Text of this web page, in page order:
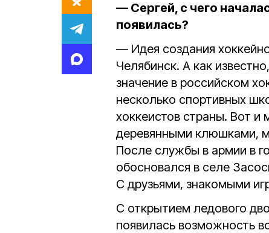
— Сергей, с чего
появилась?
— Идея создания
Челябинск. А как
значение в российском
несколько спортивных
хоккеистов страны. Вот и
деревянными клюшками,
После службы в армии в
обосновался в селе
С друзьями, знакомыми
С открытием ледового
появилась возможность